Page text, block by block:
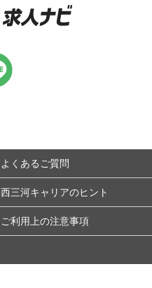
よくあるご質問
西三河キャリアのヒント
ご利用上の注意事項